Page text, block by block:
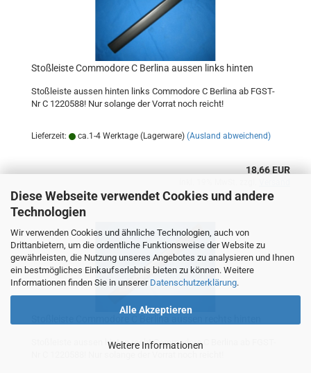
Diese Webseite verwendet Cookies und andere
Technologien
Wir verwenden Cookies und ähnliche Technologien, auch von
Drittanbietern, um die ordentliche Funktionsweise der Website zu
gewährleisten, die Nutzung unseres Angebotes zu analysieren und Ihnen
ein bestmögliches Einkaufserlebnis bieten zu können. Weitere
Informationen finden Sie in unserer Datenschutzerklärung.
Alle Akzeptieren
Weitere Informationen
Stoßleiste Commodore C Berlina aussen links hinten
Stoßleiste aussen hinten links Commodore C Berlina ab FGST-
Nr C 1220588! Nur solange der Vorrat noch reicht!
Lieferzeit: ca.1-4 Werktage (Lagerware) (Ausland abweichend)
18,66 EUR
Stoßleiste Commodore C Berlina aussen rechts hinten
Stoßleiste aussen hinten recht Commodore C Berlina ab FGST-